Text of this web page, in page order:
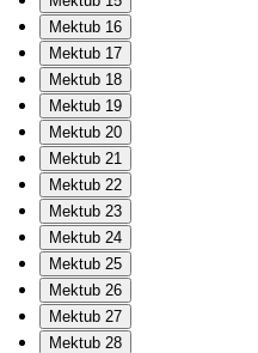
Mektub 16
Mektub 17
Mektub 18
Mektub 19
Mektub 20
Mektub 21
Mektub 22
Mektub 23
Mektub 24
Mektub 25
Mektub 26
Mektub 27
Mektub 28